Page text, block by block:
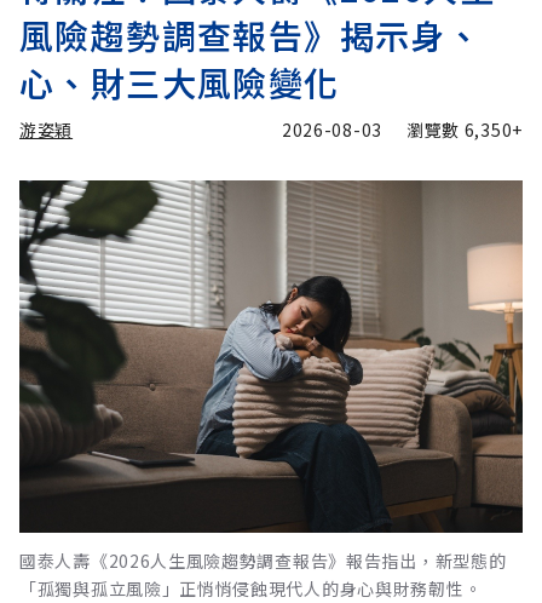
風險趨勢調查報告》揭示身、
心、財三大風險變化
游姿穎 2026-08-03 瀏覽數 6,350+
國泰人壽《2026人生風險趨勢調查報告》報告指出，新型態的
「孤獨與孤立風險」正悄悄侵蝕現代人的身心與財務韌性。